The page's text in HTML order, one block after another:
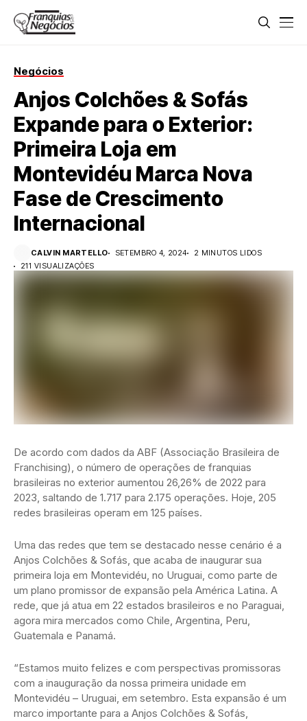
Negócios
Anjos Colchões & Sofás
Expande para o Exterior:
Primeira Loja em
Montevidéu Marca Nova
Fase de Crescimento
Internacional
CALVIN MARTELLO SETEMBRO 4, 2024
2 MINUTOS LIDOS
211 VISUALIZAÇÕES
De acordo com dados da ABF (Associação Brasileira de
Franchising), o número de operações de franquias
brasileiras no exterior aumentou 26,26% de 2022 para
2023, saltando de 1.717 para 2.175 operações. Hoje, 205
redes brasileiras operam em 125 países.
Uma das redes que tem se destacado nesse cenário é a
Anjos Colchões & Sofás, que acaba de inaugurar sua
primeira loja em Montevidéu, no Uruguai, como parte de
um plano promissor de expansão pela América Latina. A
rede, que já atua em 22 estados brasileiros e no Paraguai,
agora mira mercados como Chile, Argentina, Peru,
Guatemala e Panamá.
“Estamos muito felizes e com perspectivas promissoras
com a inauguração da nossa primeira unidade em
Montevidéu – Uruguai, em setembro. Esta expansão é um
marco importante para a Anjos Colchões & Sofás,